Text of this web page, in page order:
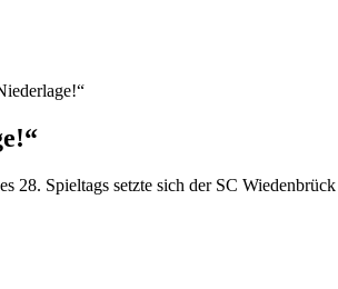
28. Spieltags setzte sich der SC